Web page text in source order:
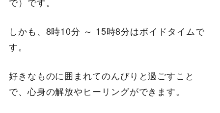
しかも、8時10分 ～ 15時8分はボイドタイムで
す。
好きなものに囲まれてのんびりと過ごすこと
で、心身の解放やヒーリングができます。